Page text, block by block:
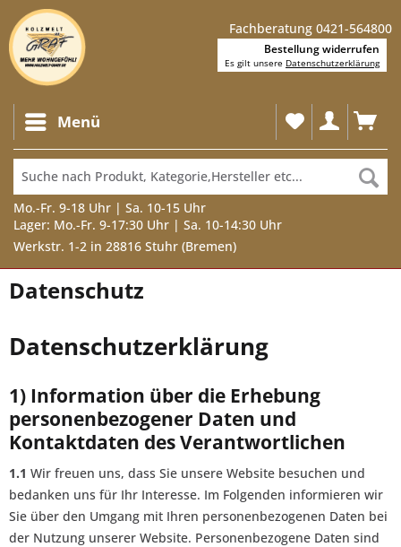
Fachberatung 0421-564800
Menü
Mo.-Fr. 9-18 Uhr | Sa. 10-15 Uhr
Lager: Mo.-Fr. 9-17:30 Uhr | Sa. 10-14:30 Uhr
Werkstr. 1-2 in 28816 Stuhr (Bremen)
Datenschutz
Datenschutzerklärung
1) Information über die Erhebung
personenbezogener Daten und
Kontaktdaten des Verantwortlichen
1.1 Wir freuen uns, dass Sie unsere Website besuchen und
bedanken uns für Ihr Interesse. Im Folgenden informieren wir
Sie über den Umgang mit Ihren personenbezogenen Daten bei
der Nutzung unserer Website. Personenbezogene Daten sind
Bestellung widerrufen
Es gilt unsere Datenschutzerklärung